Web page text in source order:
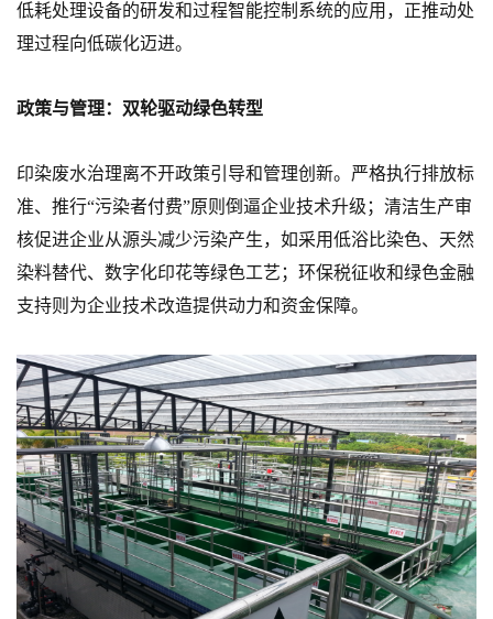
低耗处理设备的研发和过程智能控制系统的应用，正推动处
理过程向低碳化迈进。
政策与管理：双轮驱动绿色转型
印染废水治理离不开政策引导和管理创新。严格执行排放标
准、推行“污染者付费”原则倒逼企业技术升级；清洁生产审
核促进企业从源头减少污染产生，如采用低浴比染色、天然
染料替代、数字化印花等绿色工艺；环保税征收和绿色金融
支持则为企业技术改造提供动力和资金保障。